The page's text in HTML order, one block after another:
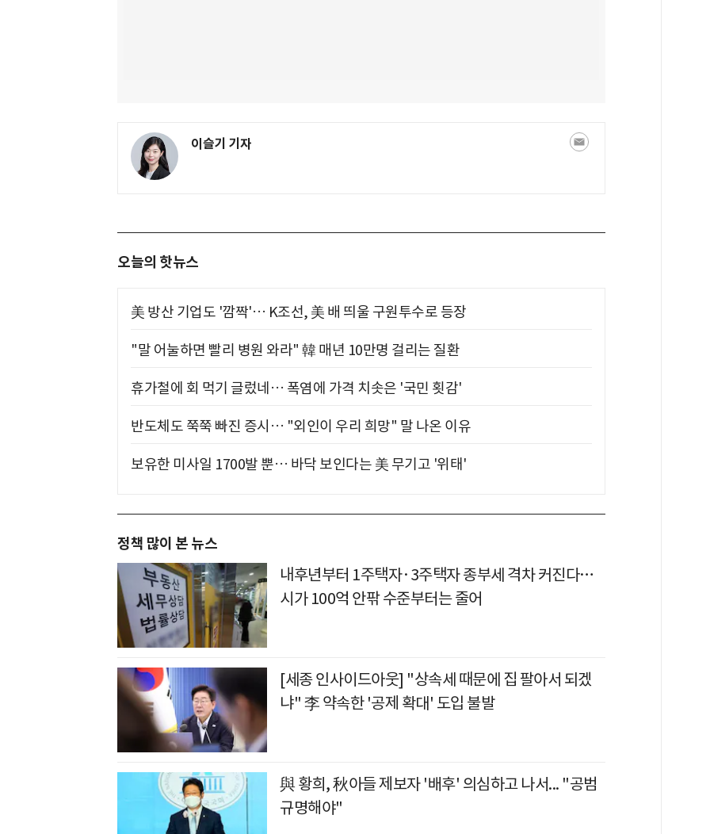
이슬기 기자
오늘의 핫뉴스
美 방산 기업도 '깜짝'… K조선, 美 배 띄울 구원투수로 등장
"말 어눌하면 빨리 병원 와라" 韓 매년 10만명 걸리는 질환
휴가철에 회 먹기 글렀네… 폭염에 가격 치솟은 '국민 횟감'
반도체도 쭉쭉 빠진 증시… "외인이 우리 희망" 말 나온 이유
보유한 미사일 1700발 뿐… 바닥 보인다는 美 무기고 '위태'
정책 많이 본 뉴스
내후년부터 1주택자·3주택자 종부세 격차 커진다…
시가 100억 안팎 수준부터는 줄어
[세종 인사이드아웃] "상속세 때문에 집 팔아서 되겠
냐" 李 약속한 '공제 확대' 도입 불발
與 황희, 秋아들 제보자 '배후' 의심하고 나서... "공범
규명해야"